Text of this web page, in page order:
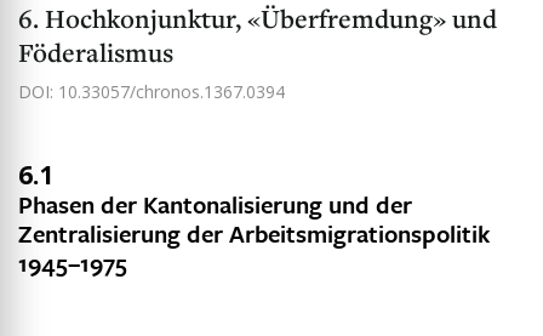
6. Hochkonjunktur, «Überfremdung» und
Föderalismus
DOI: 10.33057/chronos.1367.0394
6.1
Phasen der Kantonalisierung und der
Zentralisierung der Arbeitsmigrationspolitik
1945–1975